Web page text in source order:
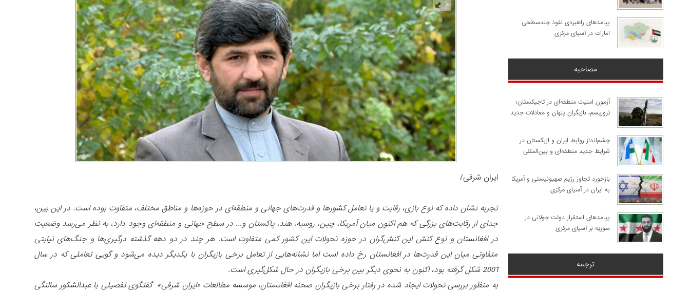
ایران شرقی/
تجربه نشان داده که نوع بازی، رقابت و یا تعامل کشورها و قدرت‌های جهانی و منطقه‌ای در حوزه‌ها و مناطق مختلف، متفاوت بوده است. در این بین،
جدای از رقابت‌های بزرگی که هم ‌اکنون میان آمریکا، چین، روسیه، هند، پاکستان و... در سطح جهانی و منطقه‌ای وجود دارد، به نظر می‌رسد وضعیت
در افغانستان و نوع کنش این کنش‌گران در حوزه تحولات این کشور کمی متفاوت است. هر چند در دو دهه گذشته درگیری‌ها و جنگ‌های نیابتی
متفاوتی میان این قدرت‌ها در افغانستان رخ داده است اما نشانه‌هایی از تعامل برخی بازیگران با یکدیگر دیده می‌شود و گویی تعاملی که در سال
2001 شکل گرفته بود، اکنون به نحوی دیگر بین برخی بازیگران در حال شکل‌گیری است.
به منظور بررسی تحولات ایجاد شده در رفتار برخی بازیگران صحنه افغانستان، موسسه مطالعات «ایران شرقی» گفتگوی تفصیلی با عبدالشکور سالنگی
پیامدهای راهبردی نفوذ چندسطحی
امارات در آسیای مرکزی
مصاحبه
آزمون امنیت منطقه‌ای در تاجیکستان؛
تروریسم، بازیگران پنهان و معادلات جدید
چشم‌انداز روابط ایران و ازبکستان در
شرایط جدید منطقه‌ای و بین‌المللی
​بازخورد تجاوز رژیم صهیونیستی و آمریکا
به ایران در آسیای مرکزی
پیامدهای استقرار دولت جولانی در
سوریه بر آسیای مرکزی
ترجمه